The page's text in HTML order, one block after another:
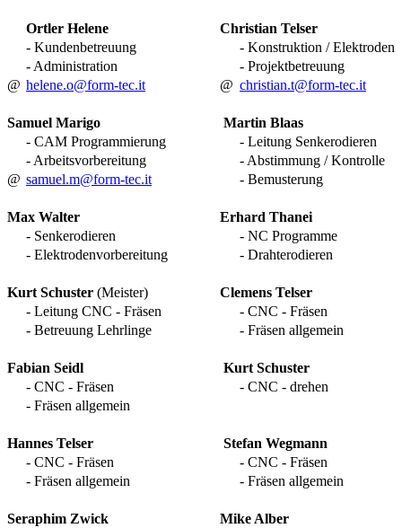
Ortler Helene
Christian Telser
- Kundenbetreuung
- Konstruktion / Elektroden
- Administration
- Projektbetreuung
@ helene.o@form-tec.it @ christian.t@form-tec.it
Samuel Marigo
Martin Blaas
- CAM Programmierung
- Leitung Senkerodieren
- Arbeitsvorbereitung
- Abstimmung / Kontrolle
@ samuel.m@form-tec.it - Bemusterung
Max Walter
Erhard Thanei
- Senkerodieren
- NC Programme
- Elektrodenvorbereitung
- Drahterodieren
Kurt Schuster (Meister)
Clemens Telser
- Leitung CNC - Fräsen
- CNC - Fräsen
- Betreuung Lehrlinge
- Fräsen allgemein
Fabian Seidl
Kurt Schuster
- CNC - Fräsen
- CNC - drehen
- Fräsen allgemein
Hannes Telser
Stefan Wegmann
- CNC - Fräsen
- CNC - Fräsen
- Fräsen allgemein
- Fräsen allgemein
Seraphim Zwick
Mike Alber